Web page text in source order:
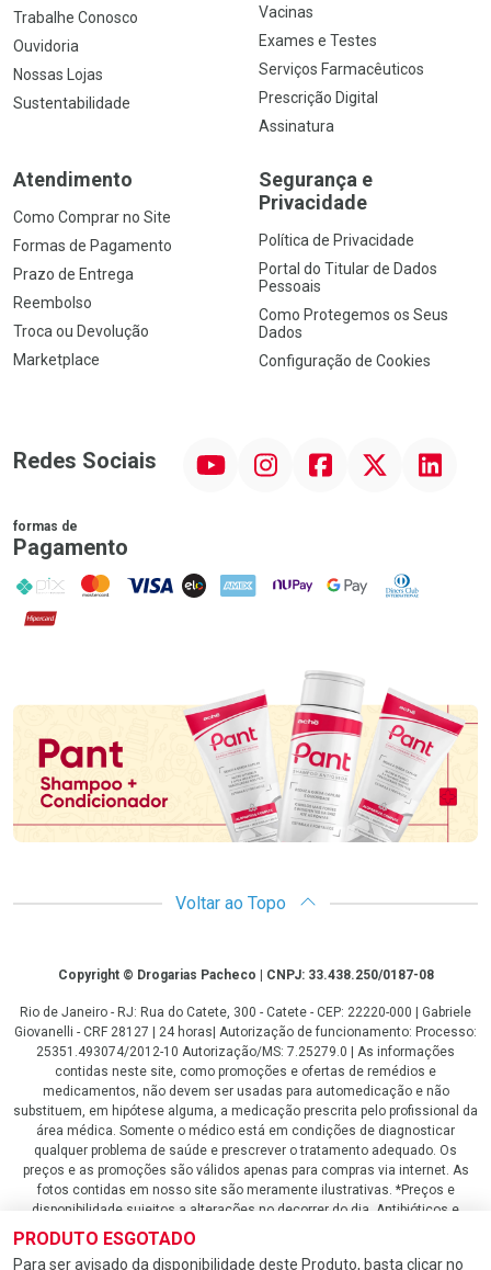
PRODUTO ESGOTADO
Para ser avisado da disponibilidade deste Produto, basta clicar no
Trabalhe Conosco
Ouvidoria
Nossas Lojas
Sustentabilidade
Vacinas
Exames e Testes
Serviços Farmacêuticos
Prescrição Digital
Assinatura
Atendimento
Como Comprar no Site
Formas de Pagamento
Prazo de Entrega
Reembolso
Troca ou Devolução
Marketplace
Segurança e
Privacidade
Política de Privacidade
Portal do Titular de Dados
Pessoais
Como Protegemos os Seus
Dados
Configuração de Cookies
Redes Sociais InstagramFacebookTwitter Linkedin
formas de
Pagamento
PIX MasterCard
VISA ELO AMEX NuPay Google PayDiners Club
Hipercard
Promoção em Destaque
Voltar ao Topo
CopyrightCopyright © Drogarias Pacheco | CNPJ: 33.438.250/0187-08
Rio de Janeiro - RJ: Rua do Catete, 300 - Catete - CEP: 22220-000 | Gabriele
Giovanelli - CRF 28127 | 24 horas| Autorização de funcionamento: Processo:
25351.493074/2012-10 Autorização/MS: 7.25279.0 | As informações
contidas neste site, como promoções e ofertas de remédios e
medicamentos, não devem ser usadas para automedicação e não
substituem, em hipótese alguma, a medicação prescrita pelo profissional da
área médica. Somente o médico está em condições de diagnosticar
qualquer problema de saúde e prescrever o tratamento adequado. Os
preços e as promoções são válidos apenas para compras via internet. As
fotos contidas em nosso site são meramente ilustrativas. *Preços e
disponibilidade sujeitos a alterações no decorrer do dia. Antibióticos e
antimicrobianos vendas apenas em lojas físicas ou televendas. Portaria nº
344 - 01/02/1999 - Ministério da Saúde. Horário de funcionamento Central